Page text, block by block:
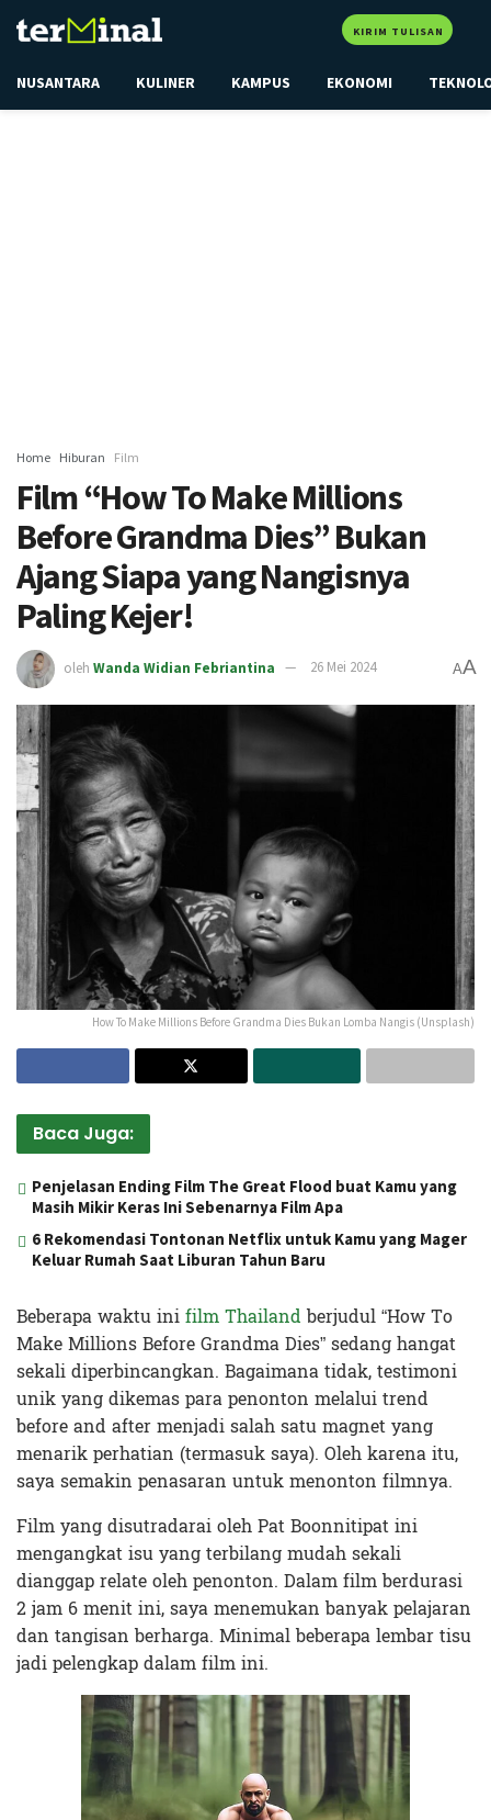
KIRIM TULISAN
NUSANTARA KULINER KAMPUS EKONOMI
Home Hiburan Film
Film “How To Make Millions
Before Grandma Dies” Bukan
Ajang Siapa yang Nangisnya
Paling Kejer!
oleh Wanda Widian Febriantina 26 Mei 2024 AA
How To Make Millions Before Grandma Dies Bukan Lomba Nangis (Unsplash)
Baca Juga:
Penjelasan Ending Film The Great Flood buat Kamu yang
Masih Mikir Keras Ini Sebenarnya Film Apa
6 Rekomendasi Tontonan Netflix untuk Kamu yang Mager
Keluar Rumah Saat Liburan Tahun Baru
Beberapa waktu inifilm Thailandberjudul “How To
Make Millions Before Grandma Dies” sedang hangat
sekali diperbincangkan. Bagaimana tidak, testimoni
unik yang dikemas para penonton melalui trend
before and after menjadi salah satu magnet yang
menarik perhatian (termasuk saya). Oleh karena itu,
saya semakin penasaran untuk menonton filmnya.
Film yang disutradarai oleh Pat Boonnitipat ini
mengangkat isu yang terbilang mudah sekali
dianggap relate oleh penonton. Dalam film berdurasi
2 jam 6 menit ini, saya menemukan banyak pelajaran
dan tangisan berharga. Minimal beberapa lembar tisu
jadi pelengkap dalam film ini.